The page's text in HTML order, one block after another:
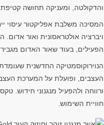
והדקולטה, ומעניקה תחושה
המסיכה משלבת אפליקטור עיסוי
ויברציה אולטראסונית ואור
הפעילים, בעוד שאור האדום
הנוירוקוסמטיקה החדשנית
העצבים, ופועלת על המערכת
ורווחה ולהפעיל מנגנוני חידוש.
חוויית השימוש.